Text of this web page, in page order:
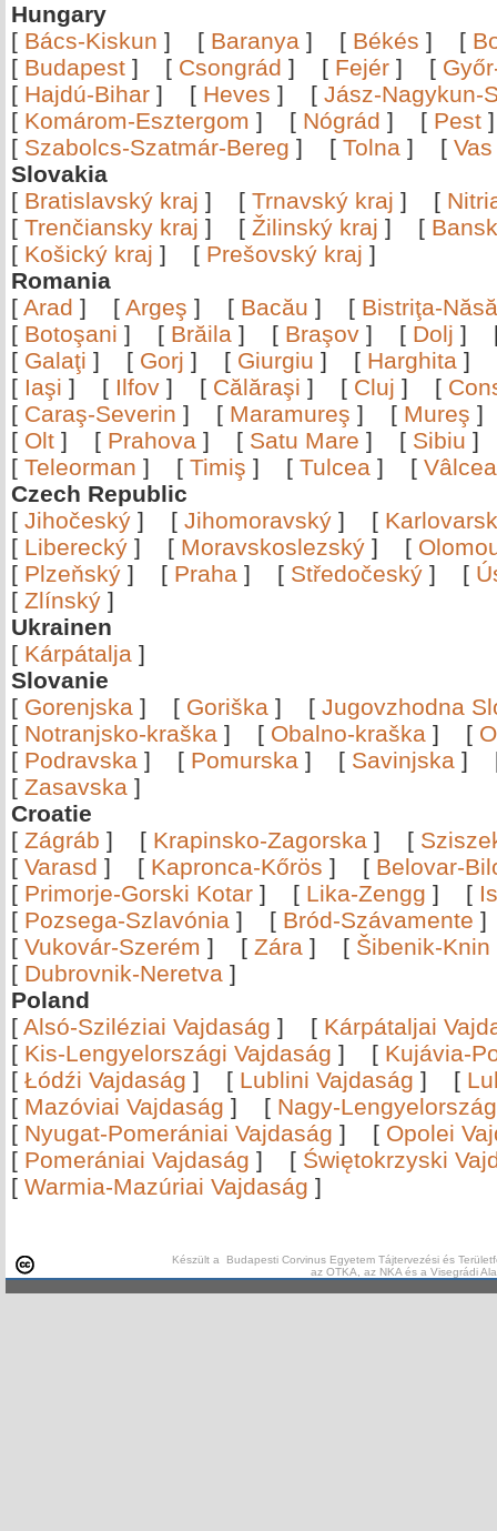
Hungary
[ Bács-Kiskun ] [ Baranya ] [ Békés ] [
[ Budapest ] [ Csongrád ] [ Fejér ] [
[ Hajdú-Bihar ] [ Heves ] [ Jász-Nagykun-
[ Komárom-Esztergom ] [ Nógrád ] [ Pest
[ Szabolcs-Szatmár-Bereg ] [ Tolna ] [ Vas
Slovakia
[ Bratislavský kraj ] [ Trnavský kraj ] [
[ Trenčiansky kraj ] [ Žilinský kraj ] [
[ Košický kraj ] [ Prešovský kraj ]
Romania
[ Arad ] [ Argeş ] [ Bacău ] [ Bistriţa-
[ Botoşani ] [ Brăila ] [ Braşov ] [ Dolj ]
[ Galaţi ] [ Gorj ] [ Giurgiu ] [ Harghita ]
[ Iaşi ] [ Ilfov ] [ Călăraşi ] [ Cluj ] [
[ Caraş-Severin ] [ Maramureş ] [ Mureş
[ Olt ] [ Prahova ] [ Satu Mare ] [ Sibiu
[ Teleorman ] [ Timiş ] [ Tulcea ] [
Czech Republic
[ Jihočeský ] [ Jihomoravský ] [
[ Liberecký ] [ Moravskoslezský ] [
[ Plzeňský ] [ Praha ] [ Středočeský ] [
[ Zlínský ]
Ukrainen
[ Kárpátalja ]
Slovanie
[ Gorenjska ] [ Goriška ] [ Jugovzhodna
[ Notranjsko-kraška ] [ Obalno-kraška ] [
[ Podravska ] [ Pomurska ] [ Savinjska ]
[ Zasavska ]
Croatie
[ Zágráb ] [ Krapinsko-Zagorska ] [
[ Varasd ] [ Kapronca-Kőrös ] [ Belovar-
[ Primorje-Gorski Kotar ] [ Lika-Zengg ] [
[ Pozsega-Szlavónia ] [ Bród-Szávamente
[ Vukovár-Szerém ] [ Zára ] [ Šibenik-Knin
[ Dubrovnik-Neretva ]
Poland
[ Alsó-Sziléziai Vajdaság ] [ Kárpátaljai
[ Kis-Lengyelországi Vajdaság ] [ Kujávia-
[ Łódźi Vajdaság ] [ Lublini Vajdaság ] [
[ Mazóviai Vajdaság ] [ Nagy-
[ Nyugat-Pomerániai Vajdaság ] [ Opolei
[ Pomerániai Vajdaság ] [ Świętokrzyski
[ Warmia-Mazúriai Vajdaság ]
Készült a Budapesti Corvinus Egyetem Tájtervezési és
az OTKA, az NKA és a Visegrádi